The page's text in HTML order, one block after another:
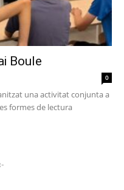
Boule
0
una activitat conjunta a
formes de lectura